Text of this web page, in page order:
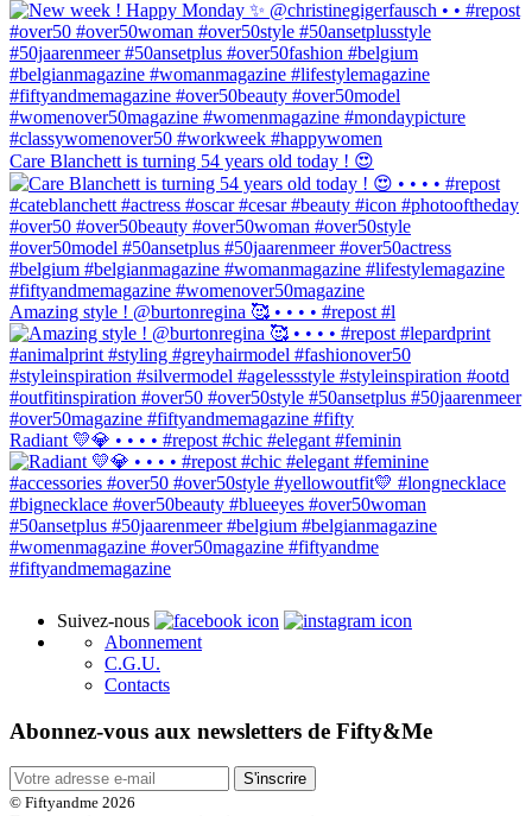
Care Blanchett is turning 54 years old today ! 😍
Amazing style ! @burtonregina 🥰 • • • • #repost #l
Radiant 💛💎 • • • • #repost #chic #elegant #feminin
Suivez-nous
Abonnement
C.G.U.
Contacts
Abonnez-vous aux newsletters de Fifty&Me
S'inscrire
© Fiftyandme 2026